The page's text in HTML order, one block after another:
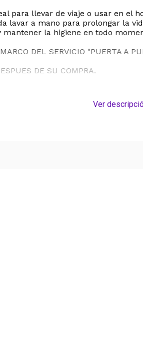
para llevar de viaje o usar en
lavar a mano para prolongar la
la higiene en todo
DEL SERVICIO "PUERTA A
DE SU COMPRA.
Ver